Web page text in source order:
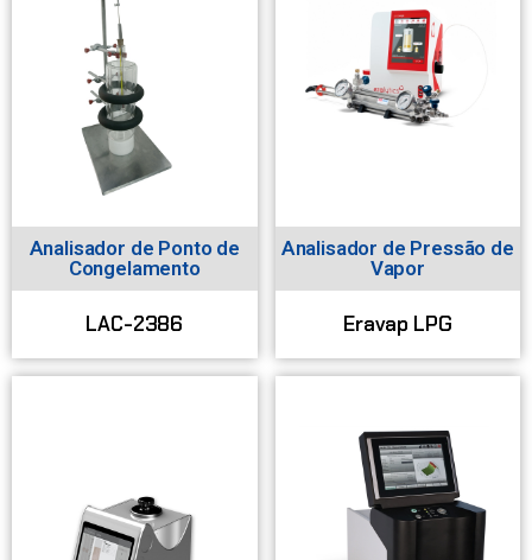
Analisador de Ponto de
Congelamento
LAC-2386
Analisador de Pressão de
Vapor
Eravap LPG